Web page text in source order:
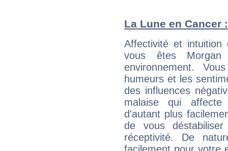
La Lune en Cancer
Affectivité et intuition
vous êtes
environnement.
humeurs et les
des influences
malaise qui
d'autant plus
de vous
réceptivité. De